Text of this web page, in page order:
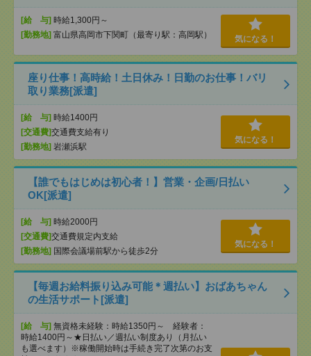
[給 与] 時給1,300円～
[勤務地] 富山県高岡市下関町（最寄り駅：高岡駅） 気になる！
座り仕事！高時給！土日休み！日勤のお仕事！バリ
取り業務[派遣]
[給 与] 時給1400円
[交通費]交通費支給有り
[勤務地] 岩瀬浜駅
気になる！
【誰でもはじめは初心者！】営業・企画/日払い
OK[派遣]
[給 与] 時給2000円
[交通費]交通費規定内支給
[勤務地] 国際会議場前駅から徒歩2分
気になる！
【毎週お給料振り込み可能＊週払い】おばあちゃん
の生活サポート[派遣]
[給 与] 無資格未経験：時給1350円～ 経験者：
時給1400円～★日払い／週払い制度あり（月払い
も選べます）※稼働開始時は手続き完了次第のお支